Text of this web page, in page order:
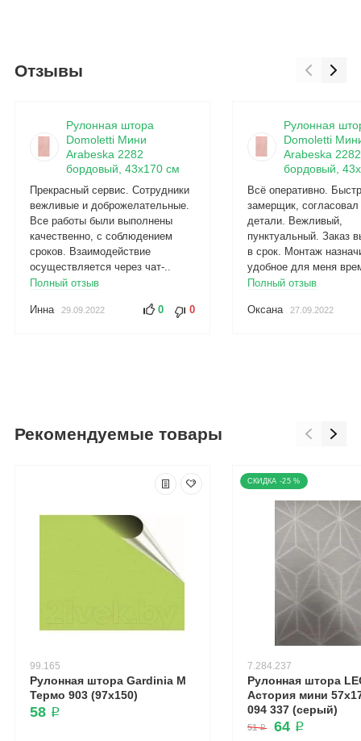
Отзывы
Рулонная штора
Domoletti Мини
Arabeska 2282
бордовый, 43x170 см
Прекрасный сервис. Сотрудники
вежливые и доброжелательные.
Все работы были выполнены
качественно, с соблюдением
сроков. Взаимодействие
осуществляется через чат-..
Полный отзыв
Инна 29.09.2022 0 0
Рулонная
Domoletti
Arabeska 2282
бордовый,
Всё оперативно.
замерщик, согласовал
детали. Вежливый,
пунктуальный. Заказ
в срок. Монтаж
удобное для меня
Полный отзыв
Оксана 27.09.2022
Рекомендуемые товары
99.165
Рулонная штора Gardinia М
Термо 903 (97x150)
58 ₽
-25 %
7.284.237
Рулонная штора
Астория мини
094 337 (серый)
51 ₽ 64 ₽